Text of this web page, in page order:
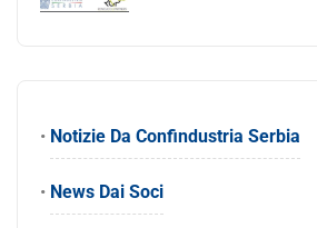
• Notizie Da Confindustria Serbia
• News Dai Soci